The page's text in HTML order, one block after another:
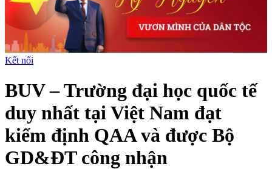
Kết nối
BUV – Trường đại học quốc tế
duy nhất tại Việt Nam đạt
kiểm định QAA và được Bộ
GD&ĐT công nhận